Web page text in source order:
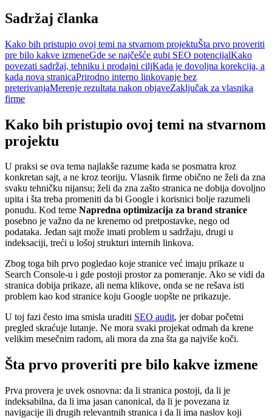
Sadržaj članka
Kako bih pristupio ovoj temi na stvarnom projektuŠta prvo proveriti
pre bilo kakve izmeneGde se najčešće gubi SEO potencijalKako
povezati sadržaj, tehniku i prodajni ciljKada je dovoljna korekcija, a
kada nova stranicaPrirodno interno linkovanje bez
preterivanjaMerenje rezultata nakon objaveZaključak za vlasnika
firme
Kako bih pristupio ovoj temi na stvarnom
projektu
U praksi se ova tema najlakše razume kada se posmatra kroz
konkretan sajt, a ne kroz teoriju. Vlasnik firme obično ne želi da zna
svaku tehničku nijansu; želi da zna zašto stranica ne dobija dovoljno
upita i šta treba promeniti da bi Google i korisnici bolje razumeli
ponudu. Kod teme Napredna optimizacija za brand stranice
posebno je važno da ne krenemo od pretpostavke, nego od
podataka. Jedan sajt može imati problem u sadržaju, drugi u
indeksaciji, treći u lošoj strukturi internih linkova.
Zbog toga bih prvo pogledao koje stranice već imaju prikaze u
Search Console-u i gde postoji prostor za pomeranje. Ako se vidi da
stranica dobija prikaze, ali nema klikove, onda se ne rešava isti
problem kao kod stranice koju Google uopšte ne prikazuje.
U toj fazi često ima smisla uraditi SEO audit, jer dobar početni
pregled skraćuje lutanje. Ne mora svaki projekat odmah da krene
velikim mesečnim radom, ali mora da zna šta ga najviše koči.
Šta prvo proveriti pre bilo kakve izmene
Prva provera je uvek osnovna: da li stranica postoji, da li je
indeksabilna, da li ima jasan canonical, da li je povezana iz
navigacije ili drugih relevantnih stranica i da li ima naslov koji